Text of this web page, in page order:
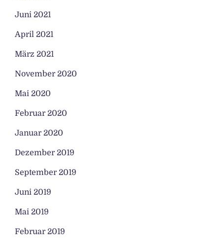
Juni 2021
April 2021
März 2021
November 2020
Mai 2020
Februar 2020
Januar 2020
Dezember 2019
September 2019
Juni 2019
Mai 2019
Februar 2019